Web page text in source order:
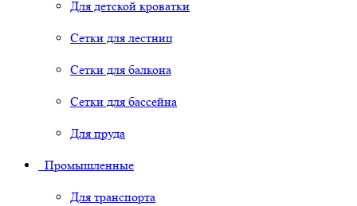
Для детской кроватки
Сетки для лестниц
Сетки для балкона
Сетки для бассейна
Для пруда
Промышленные
Для транспорта